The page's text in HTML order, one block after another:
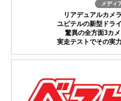
メディ
リアデュアルカメ
ユピテルの新型ドラ
驚異の全方面3カ
実走テストでその実